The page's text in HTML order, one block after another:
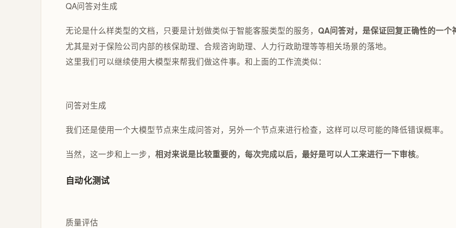
QA问答对生成
无论是什么样类型的文档，只要是计划做类似于智能客服类型的服务， QA问答对，是保证回复正确性的一个
尤其是对于保险公司内部的核保助理、合规咨询助理、人力行政助理等等相关场景的落地。
这里我们可以继续使用大模型来帮我们做这件事。和上面的工作流类似：
问答对生成
我们还是使用一个大模型节点来生成问答对，另外一个节点来进行检查，这样可以尽可能的降低错误概率。
当然，这一步和上一步， 相对来说是比较重要的，每次完成以后，最好是可以人工来进行一下审核。
自动化测试
质量评估